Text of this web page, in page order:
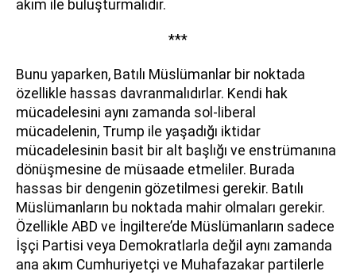
akım ile buluşturmalıdır.
***
Bunu yaparken, Batılı Müslümanlar bir noktada
özellikle hassas davranmalıdırlar. Kendi hak
mücadelesini aynı zamanda sol-liberal
mücadelenin, Trump ile yaşadığı iktidar
mücadelesinin basit bir alt başlığı ve enstrümanına
dönüşmesine de müsaade etmeliler. Burada
hassas bir dengenin gözetilmesi gerekir. Batılı
Müslümanların bu noktada mahir olmaları gerekir.
Özellikle ABD ve İngiltere’de Müslümanların sadece
İşçi Partisi veya Demokratlarla değil aynı zamanda
ana akım Cumhuriyetçi ve Muhafazakar partilerle